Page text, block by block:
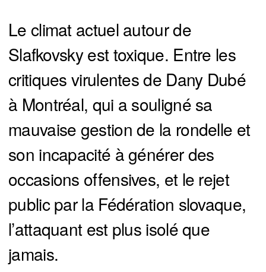
Le climat actuel autour de
Slafkovsky est toxique. Entre les
critiques virulentes de Dany Dubé
à Montréal, qui a souligné sa
mauvaise gestion de la rondelle et
son incapacité à générer des
occasions offensives, et le rejet
public par la Fédération slovaque,
l’attaquant est plus isolé que
jamais.